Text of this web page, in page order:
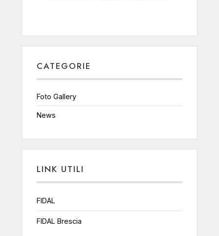
CATEGORIE
Foto Gallery
News
LINK UTILI
FIDAL
FIDAL Brescia